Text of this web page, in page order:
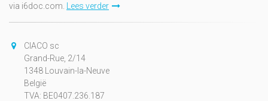
via i6doc.com.
Lees verder
CIACO sc
Grand-Rue, 2/14
1348 Louvain-la-Neuve
België
TVA: BE0407.236.187